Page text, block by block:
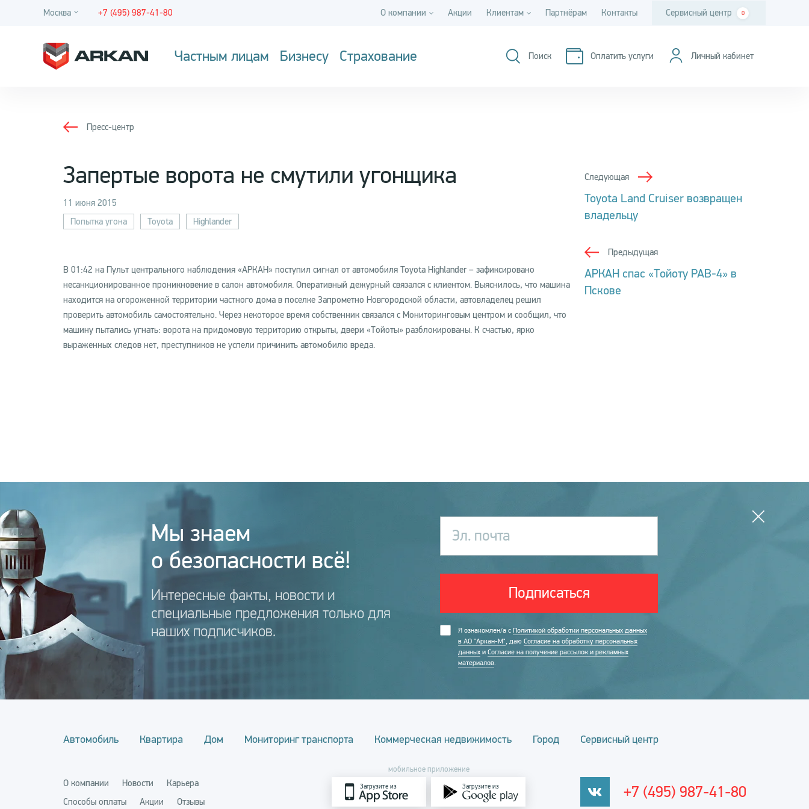
Москва +7 (495) 987-41-80 О компании Акции Клиентам Партнёрам Контакты Сервисный центр 0
Частным лицам Бизнесу Страхование Поиск Оплатить услуги Личный кабинет
Пресс-центр
Запертые ворота не смутили угонщика
11 июня 2015
Попытка угона
Toyota Highlander
В 01:42 на Пульт центрального наблюдения «АРКАН» поступил сигнал от автомобиля Toyota Highlander – зафиксировано
несанкционированное проникновение в салон автомобиля. Оперативный дежурный связался с клиентом. Выяснилось, что машина
находится на огороженной территории частного дома в поселке Запрометно Новгородской области, автовладелец решил
проверить автомобиль самостоятельно. Через некоторое время собственник связался с Мониторинговым центром и сообщил, что
машину пытались угнать: ворота на придомовую территорию открыты, двери «Тойоты» разблокированы. К счастью, ярко
выраженных следов нет, преступников не успели причинить автомобилю вреда.
Следующая
Toyota Land Cruiser возвращен
владельцу
Предыдущая
АРКАН спас «Тойоту РАВ-4» в
Пскове
Мы знаем
о безопасности всё!
Интересные факты, новости и
специальные предложения только для
наших подписчиков.
Эл. почта
Подписаться
Я ознакомлен/а с Политикой обработки персональных данных
в АО "Аркан-М", даю Согласие на обработку персональных
данных и Согласие на получение рассылок и рекламных
материалов.
Автомобиль Квартира Дом Мониторинг транспорта Коммерческая недвижимость Город Сервисный центр
О компании Новости
Карьера
Способы оплаты
Акции Отзывы
мобильное приложение
Загрузите из Загрузите из +7 (495) 987-41-80